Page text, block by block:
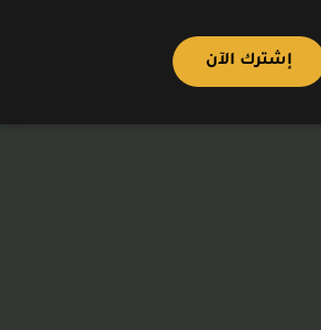
إشترك الآن